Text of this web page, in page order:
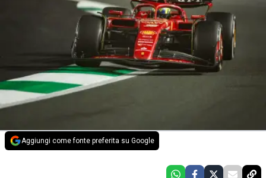
Aggiungi come fonte preferita su Google